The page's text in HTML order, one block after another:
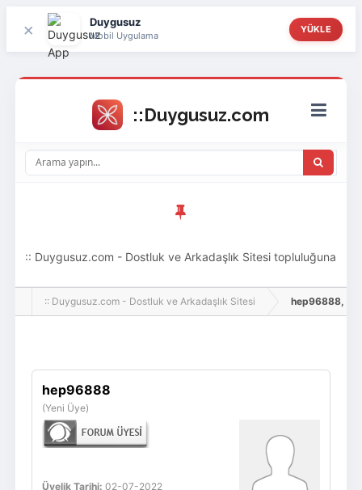
× Duygusuz
Mobil Uygulama
YÜKLE
:: Duygusuz.com - Dostluk ve Arkadaşlık Sitesi topluluğuna
hoş geldin ziyaretçi! Aramıza katılmak istersen kayıt
:: Duygusuz.com - Dostluk ve Arkadaşlık Sitesi hep96888,
hep96888
(Yeni Üye)
Üyelik Tarihi: 02-07-2022